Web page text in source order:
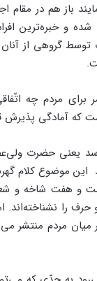
باز هم در مقام
و خبره‌ترین
توسط گروهی از
برای مردم چه
آمادگی پذیرش
یعنی حضرت
این موضوع کلام
شاخه و شعبه)
را
میان مردم منتشر